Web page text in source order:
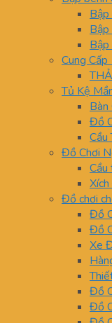
Bập
Cung
Tủ Kệ
Bàn
Đồ
Cầu
Đồ Chơi
Cầu
Đồ chơi
Đồ
Đồ
Xe
Đồ
Đồ